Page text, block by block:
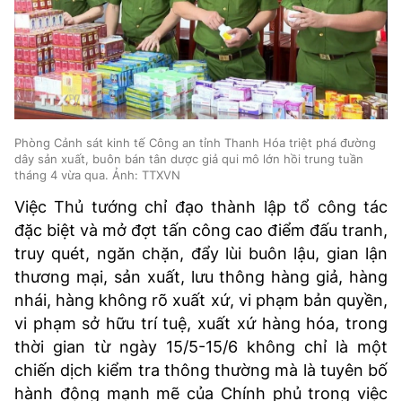
Phòng Cảnh sát kinh tế Công an tỉnh Thanh Hóa triệt phá đường
dây sản xuất, buôn bán tân dược giả qui mô lớn hồi trung tuần
tháng 4 vừa qua. Ảnh: TTXVN
Việc Thủ tướng chỉ đạo thành lập tổ công tác
đặc biệt và mở đợt tấn công cao điểm đấu tranh,
truy quét, ngăn chặn, đẩy lùi buôn lậu, gian lận
thương mại, sản xuất, lưu thông hàng giả, hàng
nhái, hàng không rõ xuất xứ, vi phạm bản quyền,
vi phạm sở hữu trí tuệ, xuất xứ hàng hóa, trong
thời gian từ ngày 15/5-15/6 không chỉ là một
chiến dịch kiểm tra thông thường mà là tuyên bố
hành động mạnh mẽ của Chính phủ trong việc